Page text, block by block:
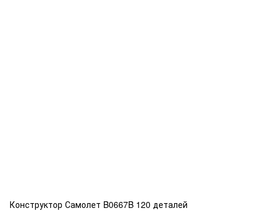
Конструктор Самолет B0667B 120 деталей